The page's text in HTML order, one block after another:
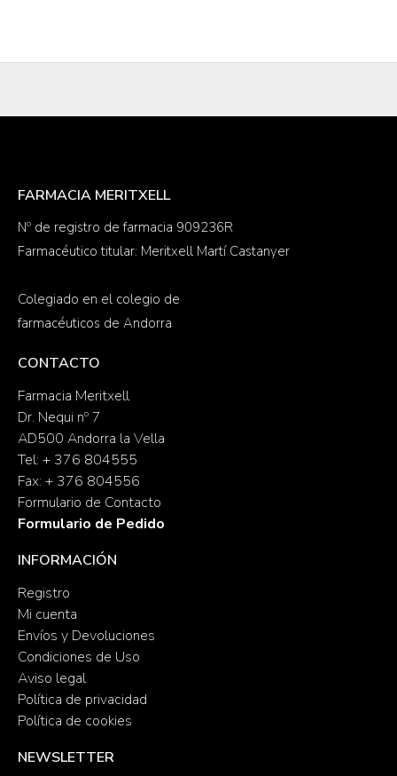
FARMACIA MERITXELL
Nº de registro de farmacia 909236R
Farmacéutico titular: Meritxell Martí Castanyer
Colegiado en el colegio de
farmacéuticos de Andorra
CONTACTO
Farmacia Meritxell
Dr. Nequi nº 7
AD500 Andorra la Vella
Tel: + 376 804555
Fax: + 376 804556
Formulario de Contacto
Formulario de Pedido
INFORMACIÓN
Registro
Mi cuenta
Envíos y Devoluciones
Condiciones de Uso
Aviso legal
Política de privacidad
Política de cookies
NEWSLETTER